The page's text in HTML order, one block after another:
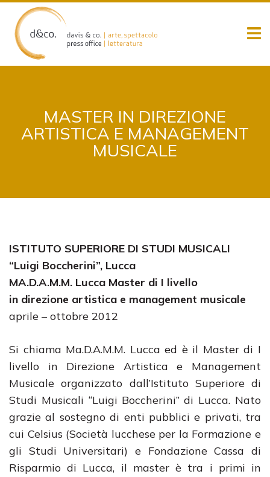
content
MASTER IN DIREZIONE
ARTISTICA E MANAGEMENT
MUSICALE
ISTITUTO SUPERIORE DI STUDI MUSICALI
“Luigi Boccherini”, Lucca
MA.D.A.M.M. Lucca Master di I livello
in direzione artistica e management musicale
aprile – ottobre 2012
Si chiama Ma.D.A.M.M. Lucca ed è il Master di I
livello in Direzione Artistica e Management
Musicale organizzato dall’Istituto Superiore di
Studi Musicali “Luigi Boccherini” di Lucca. Nato
grazie al sostegno di enti pubblici e privati, tra
cui Celsius (Società lucchese per la Formazione e
gli Studi Universitari) e Fondazione Cassa di
Risparmio di Lucca, il master è tra i primi in